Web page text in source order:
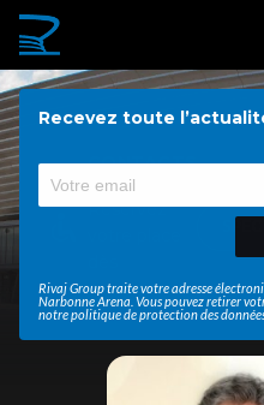
Recevez toute
Rivaj Group traite votre adresse
Narbonne Arena . Vous pouvez retirer
notrepolitique de protection des
CONTACTS
PMR&CE
Réservez
maintenant